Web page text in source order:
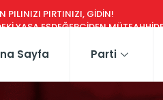
PILINIZI PIRTINIZI, GIDIN!
YASA EŞDEĞERCIDEN
PARKI’NI YERINDE INCELEDI
Sayfa Parti